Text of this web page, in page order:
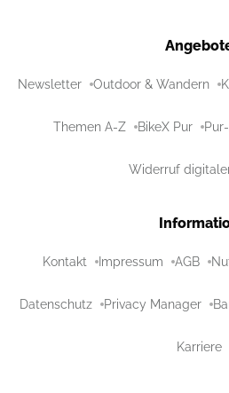
Newsletter Outdoor & Wandern
Themen A-Z BikeX Pur
Widerruf
Kontakt Impressum AGB
Datenschutz Privacy Manager
Karriere